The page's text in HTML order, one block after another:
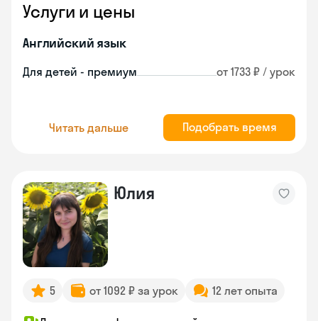
Услуги и цены
Английский язык
Для детей - премиум от 1733 ₽ / урок
Читать дальше Подобрать время
Юлия
5 от 1092 ₽ за урок 12 лет опыта